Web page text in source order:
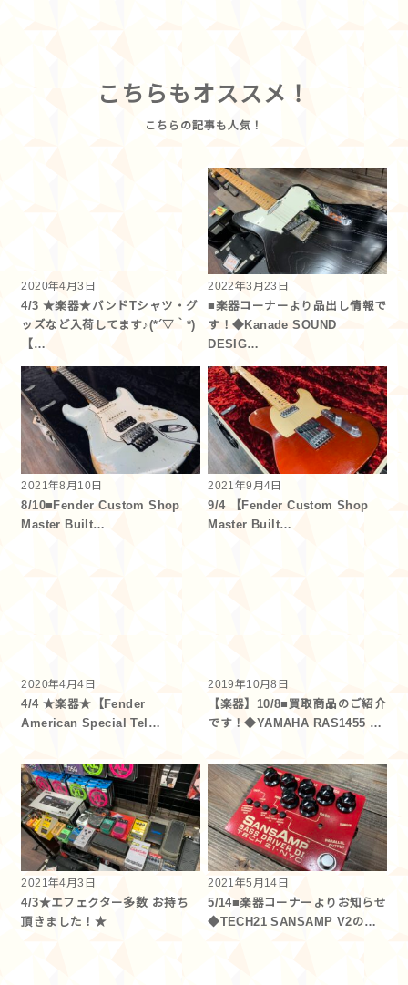
こちらもオススメ！
2020年4月3日
4/3 ★楽器★バンドTシャツ・グ
ッズなど入荷してます♪(*´▽｀*)
【…
2022年3月23日
■楽器コーナーより品出し情報で
す！◆Kanade SOUND
DESIG…
2021年8月10日
8/10■Fender Custom Shop
Master Built…
2021年9月4日
9/4 【Fender Custom Shop
Master Built…
2020年4月4日
4/4 ★楽器★【Fender
American Special Tel…
2019年10月8日
【楽器】10/8■買取商品のご紹介
です！◆YAMAHA RAS1455 …
2021年4月3日
4/3★エフェクター多数 お持ち
頂きました！★
2021年5月14日
5/14■楽器コーナーよりお知らせ
◆TECH21 SANSAMP V2の…